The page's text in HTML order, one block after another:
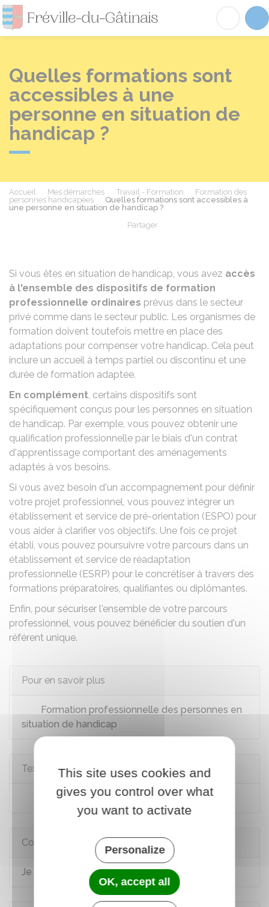
Fréville-du-
Quelles formations sont
accessibles à une
personne en situation de
handicap ?
Accueil Mes démarches Travail - Formation
Formation des
personnes handicapées
Quelles formations sont accessibles à
une personne en situation de handicap ?
Partager
Si vous êtes en situation de handicap, vous avez accès
à l'ensemble des dispositifs de formation
professionnelle ordinaires prévus dans le secteur
privé comme dans le secteur public. Les organismes de
formation doivent toutefois mettre en place des
adaptations pour compenser votre handicap. Cela peut
inclure un accueil à temps partiel ou discontinu et une
durée de formation adaptée.
En complément, certains dispositifs sont
spécifiquement conçus pour les personnes en situation
de handicap. Par exemple, vous pouvez obtenir une
qualification professionnelle par le biais d'un contrat
d'apprentissage comportant des aménagements
adaptés à vos besoins.
Si vous avez besoin d'un accompagnement pour définir
votre projet professionnel, vous pouvez intégrer un
établissement et service de pré-orientation (ESPO) pour
vous aider à clarifier vos objectifs. Une fois ce projet
établi, vous pouvez poursuivre votre parcours dans un
établissement et service de réadaptation
professionnelle (ESRP) pour le concrétiser à travers des
formations préparatoires, qualifiantes ou diplômantes.
Enfin, pour sécuriser l'ensemble de votre parcours
professionnel, vous pouvez bénéficier du soutien d'un
référent unique.
Pour en savoir plus
Formation professionnelle des personnes en
situation de handicap
Textes de référence
Code du travail : articles D5211-1 à D5211-6
Comment faire si...
Je suis en situation de handicap
This site uses cookies and
gives you control over what
you want to activate
Personalize
OK, accept all